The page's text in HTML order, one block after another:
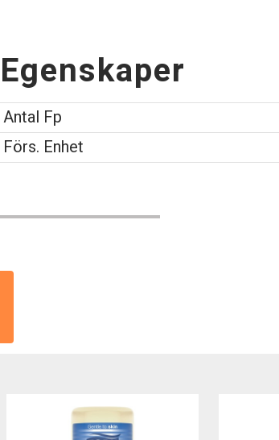
Egenskaper
Antal Fp
Förs. Enhet